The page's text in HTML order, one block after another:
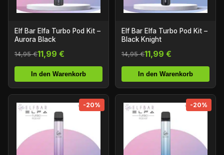
Elf Bar Elfa Turbo Pod Kit –
Aurora Black
14,95 €11,99 €
In den Warenkorb
Elf Bar Elfa Turbo Pod Kit –
Black Knight
14,95 €11,99 €
In den Warenkorb
-20% -20%